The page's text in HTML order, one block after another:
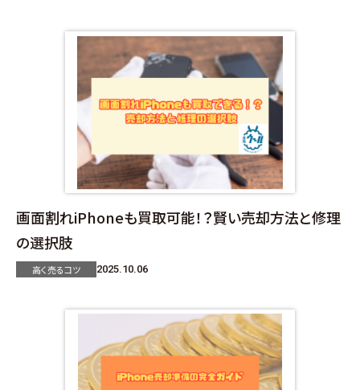
画面割れiPhoneも買取可能！？賢い売却方法と修理
の選択肢
高く売るコツ 2025.10.06